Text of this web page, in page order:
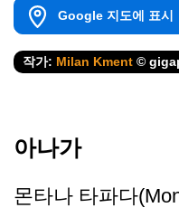
Google 지도에 표시
작가: Milan Kment ©
아나가
몬타나 타파다